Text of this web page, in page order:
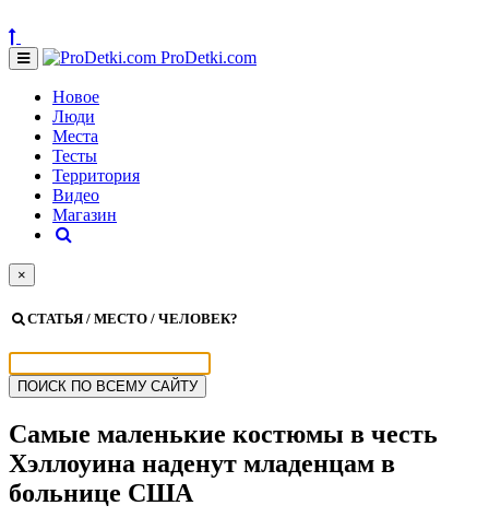
ProDetki.com
Новое
Люди
Места
Тесты
Территория
Видео
Магазин
×
СТАТЬЯ / МЕСТО / ЧЕЛОВЕК?
Самые маленькие костюмы в честь
Хэллоуина наденут младенцам в
больнице США